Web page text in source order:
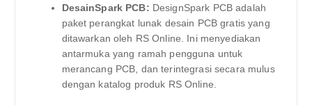
DesainSpark PCB: DesignSpark PCB adalah
paket perangkat lunak desain PCB gratis yang
ditawarkan oleh RS Online. Ini menyediakan
antarmuka yang ramah pengguna untuk
merancang PCB, dan terintegrasi secara mulus
dengan katalog produk RS Online.